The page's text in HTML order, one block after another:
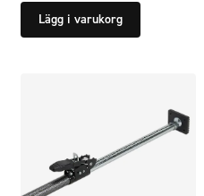
Lägg i varukorg